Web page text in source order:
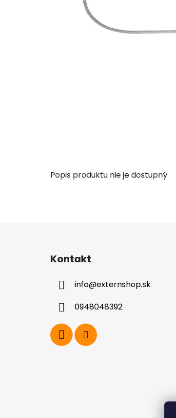
Popis produktu nie je dostupný
Kontakt
info@externshop.sk
0948048392